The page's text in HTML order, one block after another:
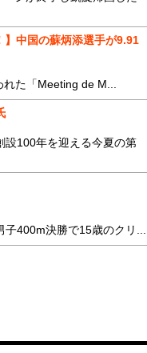
】中国の蘇炳添選手が9.91
た「Meeting de M...
設100年を迎える今夏の第
400m決勝で15歳のクリ...